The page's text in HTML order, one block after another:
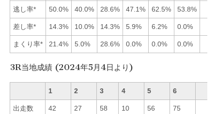
逃し率* 50.0% 40.0% 28.6% 47.1% 62.5% 53.8%
差し率* 14.3% 10.0% 14.3% 5.9% 6.2% 0.0%
まくり率* 21.4% 5.0% 28.6% 0.0% 0.0% 0.0%
3R当地成績 (2024年5月4日より)
1 2 3 4 5 6
出走数 42 27 58 10 56 75